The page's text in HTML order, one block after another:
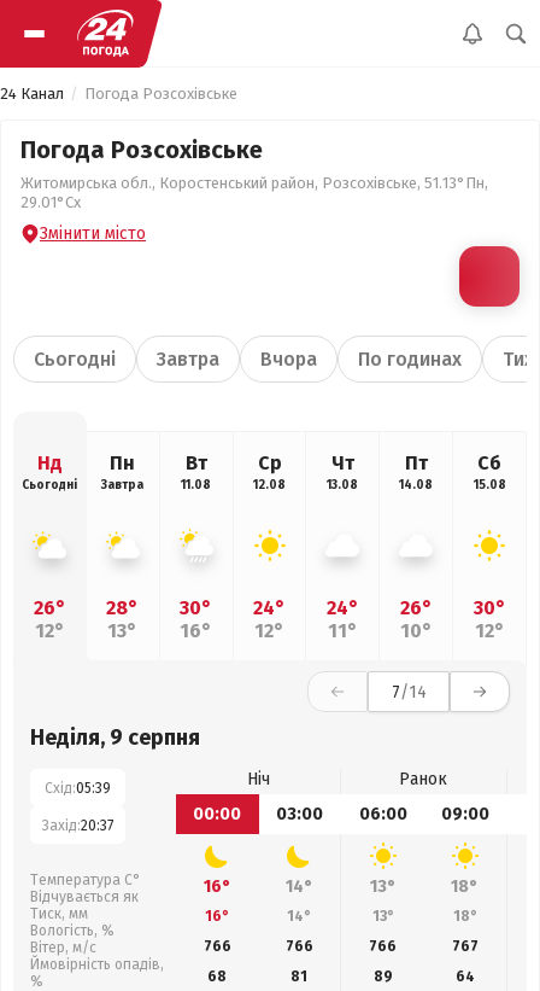
24 Канал Погода Розсохівське
Погода Розсохівське
Житомирська обл., Коростенський район, Розсохівське, 51.13°Пн,
29.01°Сх
Змінити місто
Сьогодні Завтра Вчора По годинах
Нд
Сьогодні
26°
12°
Пн
Завтра
28°
13°
Вт
11.08
30°
16°
Ср
12.08
24°
12°
Чт
13.08
24°
11°
Пт
14.08
26°
10°
Сб
15.08
30°
12°
7/14
Неділя, 9 серпня
Схід:05:39
Захід:20:37
Температура С°
Відчувається як
Тиск, мм
Вологість, %
Вітер, м/с
Ймовірність опадів,
%
Ніч
Ранок
00:00
03:00 06:00 09:00
16° 14° 13° 18°
16° 14° 13° 18°
766
766 766 767
68
81 89 64